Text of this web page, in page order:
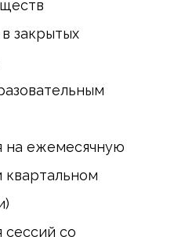
закрытых
на ежемесячную
квартальном
сессий со